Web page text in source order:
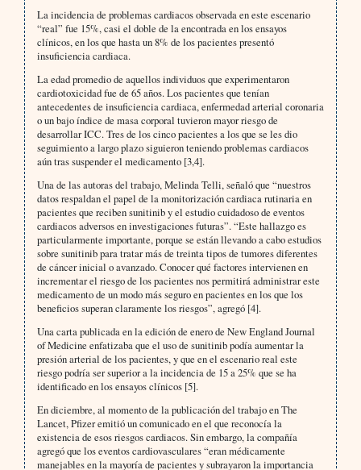
La incidencia de problemas cardiacos observada en este escenario
“real” fue 15%, casi el doble de la encontrada en los ensayos
clínicos, en los que hasta un 8% de los pacientes presentó
insuficiencia cardiaca.
La edad promedio de aquellos individuos que experimentaron
cardiotoxicidad fue de 65 años. Los pacientes que tenían
antecedentes de insuficiencia cardiaca, enfermedad arterial coronaria
o un bajo índice de masa corporal tuvieron mayor riesgo de
desarrollar ICC. Tres de los cinco pacientes a los que se les dio
seguimiento a largo plazo siguieron teniendo problemas cardiacos
aún tras suspender el medicamento [3,4].
Una de las autoras del trabajo, Melinda Telli, señaló que “nuestros
datos respaldan el papel de la monitorización cardiaca rutinaria en
pacientes que reciben sunitinib y el estudio cuidadoso de eventos
cardiacos adversos en investigaciones futuras”. “Este hallazgo es
particularmente importante, porque se están llevando a cabo estudios
sobre sunitinib para tratar más de treinta tipos de tumores diferentes
de cáncer inicial o avanzado. Conocer qué factores intervienen en
incrementar el riesgo de los pacientes nos permitirá administrar este
medicamento de un modo más seguro en pacientes en los que los
beneficios superan claramente los riesgos”, agregó [4].
Una carta publicada en la edición de enero de New England Journal
of Medicine enfatizaba que el uso de sunitinib podía aumentar la
presión arterial de los pacientes, y que en el escenario real este
riesgo podría ser superior a la incidencia de 15 a 25% que se ha
identificado en los ensayos clínicos [5].
En diciembre, al momento de la publicación del trabajo en The
Lancet, Pfizer emitió un comunicado en el que reconocía la
existencia de esos riesgos cardiacos. Sin embargo, la compañía
agregó que los eventos cardiovasculares “eran médicamente
manejables en la mayoría de pacientes y subrayaron la importancia